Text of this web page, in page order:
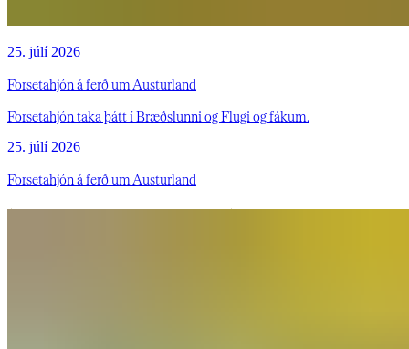
25. júlí 2026
Forsetahjón á ferð um Austurland
Forsetahjón taka þátt í Bræðslunni og Flugi og fákum.
25. júlí 2026
Forsetahjón á ferð um Austurland